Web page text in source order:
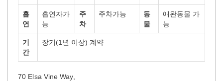
흡
연
흡연자가
능
주
차
주차가능
동
물
애완동물 가
능
기
간
장기(1년 이상) 계약
70 Elsa Vine Way,